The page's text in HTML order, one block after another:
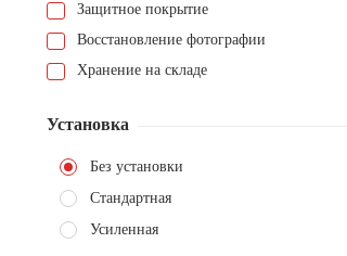
Защитное покрытие
Восстановление фотографии
Хранение на складе
Установка
Без установки
Стандартная
Усиленная